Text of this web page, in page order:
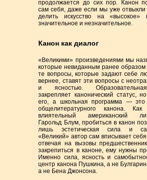
продолжается до сих пор. Канон
сам себя, даже если мы уже отвыкли
делить искусство на «высокое»
значительное и незначительное.
Канон как диалог
«Великими» произведениями мы
которые невиданным ранее образом
те вопросы, которые задают себе
вернее, ставят эти вопросы с
и ясностью.
закрепляет канонический статус,
его, а школьная программа — это
общелитературного канона. Как
влиятельный американский
Гарольд Блум, пробиться в канон
лишь эстетическая сила и
«Великий» автор сам вписывает
отвечая на вызовы
закрепиться в каноне, ему нужны
Именно сила, ясность и
центр канона Пушкина, а не
а не Бена Джонсона.